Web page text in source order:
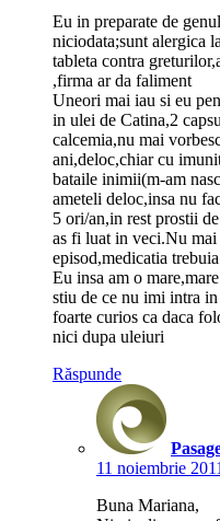
Eu in preparate de
niciodata;sunt alergica
tableta contra
,firma ar da faliment
Uneori mai iau si eu
in ulei de Catina,2
calcemia,nu mai
ani,deloc,chiar cu
bataile inimii(m-am
ameteli deloc,insa nu
5 ori/an,in rest prostii
as fi luat in veci.Nu
episod,medicatia
Eu insa am o
stiu de ce nu imi intra
foarte curios ca daca
nici dupa uleiuri
Răspunde
11 noiembrie
Buna Mariana,